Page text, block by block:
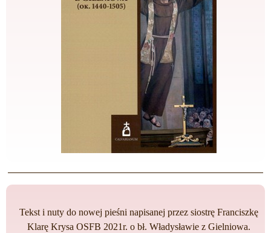
Tekst i nuty do nowej pieśni napisanej przez siostrę Franciszkę
Klarę Krysa OSFB 2021r. o bł. Władysławie z Gielniowa.